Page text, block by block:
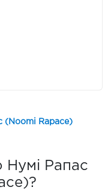
(Noomi Rapace)
Рапас